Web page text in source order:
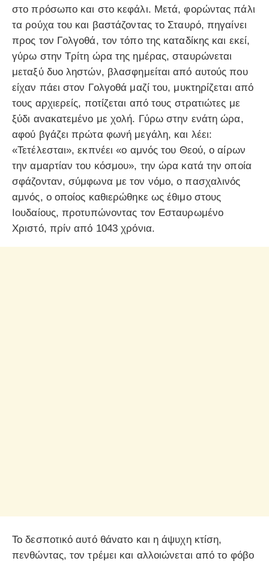
στο πρόσωπο και στο κεφάλι. Μετά, φορώντας πάλι
τα ρούχα του και βαστάζοντας το Σταυρό, πηγαίνει
προς τον Γολγοθά, τον τόπο της καταδίκης και εκεί,
γύρω στην Τρίτη ώρα της ημέρας, σταυρώνεται
μεταξύ δυο ληστών, βλασφημείται από αυτούς που
είχαν πάει στον Γολγοθά μαζί του, μυκτηρίζεται από
τους αρχιερείς, ποτίζεται από τους στρατιώτες με
ξύδι ανακατεμένο με χολή. Γύρω στην ενάτη ώρα,
αφού βγάζει πρώτα φωνή μεγάλη, και λέει:
«Τετέλεσται», εκπνέει «ο αμνός του Θεού, ο αίρων
την αμαρτίαν του κόσμου», την ώρα κατά την οποία
σφάζονταν, σύμφωνα με τον νόμο, ο πασχαλινός
αμνός, ο οποίος καθιερώθηκε ως έθιμο στους
Ιουδαίους, προτυπώνοντας τον Εσταυρωμένο
Χριστό, πρίν από 1043 χρόνια.
Το δεσποτικό αυτό θάνατο και η άψυχη κτίση,
πενθώντας, τον τρέμει και αλλοιώνεται από το φόβο